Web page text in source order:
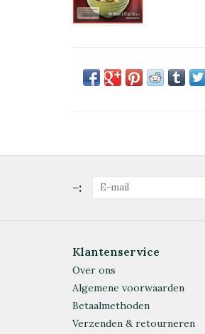
-:
Klantenservice
Over ons
Algemene voorwaarden
Betaalmethoden
Verzenden & retourneren